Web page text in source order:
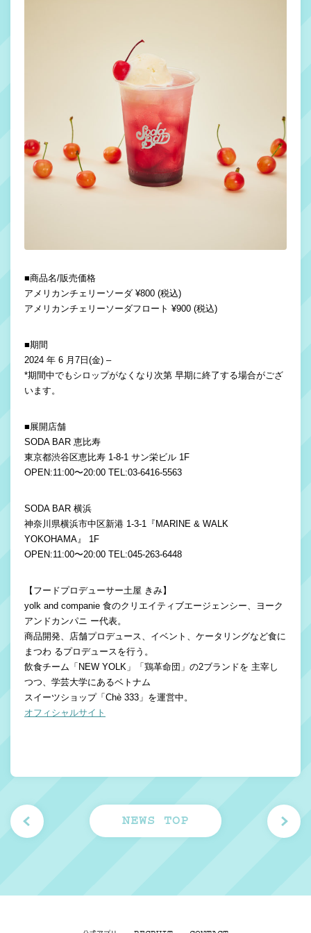
■商品名/販売価格
アメリカンチェリーソーダ ¥800 (税込)
アメリカンチェリーソーダフロート ¥900 (税込)
■期間
2024 年 6 月7日(金) ‒
*期間中でもシロップがなくなり次第 早期に終了する場合がござ
います。
■展開店舗
SODA BAR 恵比寿
東京都渋谷区恵比寿 1-8-1 サン栄ビル 1F
OPEN:11:00〜20:00 TEL:03-6416-5563
SODA BAR 横浜
神奈川県横浜市中区新港 1-3-1『MARINE & WALK
YOKOHAMA』 1F
OPEN:11:00〜20:00 TEL:045-263-6448
【フードプロデューサー土屋 きみ】
yolk and companie 食のクリエイティブエージェンシー、ヨーク
アンドカンパニ ー代表。
商品開発、店舗プロデュース、イベント、ケータリングなど食に
まつわ るプロデュースを行う。
飲食チーム「NEW YOLK」「鶏革命団」の2ブランドを 主宰し
つつ、学芸大学にあるベトナム
スイーツショップ「Chè 333」を運営中。
オフィシャルサイト
NEWS TOP